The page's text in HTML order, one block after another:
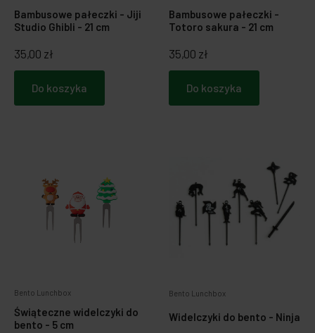
Bambusowe pałeczki - Jiji
Studio Ghibli - 21 cm
35,00 zł
Do koszyka
Bambusowe pałeczki -
Totoro sakura - 21 cm
35,00 zł
Do koszyka
Bento Lunchbox
Świąteczne widelczyki do
bento - 5 cm
Bento Lunchbox
Widelczyki do bento - Ninja